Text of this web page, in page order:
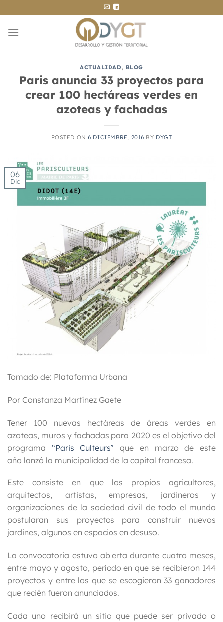
al
contenido
ACTUALIDAD, BLOG
Paris anuncia 33 proyectos para
crear 100 hectáreas verdes en
azoteas y fachadas
POSTED ON6 DICIEMBRE, 2016 BY DYGT
06
Dic
Tomado de: Plataforma Urbana
Por Constanza Martínez Gaete
Tener 100 nuevas hectáreas de áreas verdes en
azoteas, muros y fachadas para 2020 es el objetivo del
programa “Paris Culteurs” que en marzo de este
año lanzó la municipalidad de la capital francesa.
Este consiste en que los propios agricultores,
arquitectos, artistas, empresas, jardineros y
organizaciones de la sociedad civil de todo el mundo
postularan sus proyectos para construir nuevos
jardines, algunos en espacios en desuso.
La convocatoria estuvo abierta durante cuatro meses,
entre mayo y agosto, período en que se recibieron 144
proyectos y entre los que se escogieron 33 ganadores
que recién fueron anunciados.
Cada uno recibirá un sitio que puede ser privado o